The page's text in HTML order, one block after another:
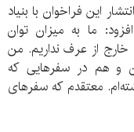
این فراخوان با بنیاد
ما به میزان توان
خارج از عرف نداریم. من
و هم در سفرهایی که
معتقدم که سفرهای